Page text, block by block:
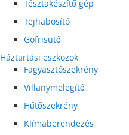
Tésztakészítő gép
Tejhabosító
Gofrisütő
Háztartási eszközök
Fagyasztószekrény
Villanymelegítő
Hűtőszekrény
Klímaberendezés